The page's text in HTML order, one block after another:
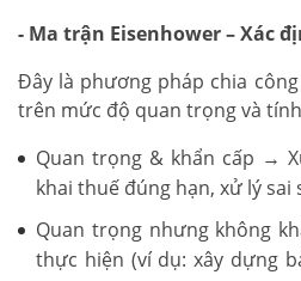
- Ma trận Eisenhower – Xác
Đây là phương pháp chia
trên mức độ quan trọng và
Quan trọng & khẩn cấp →
khai thuế đúng hạn, xử lý sai
Quan trọng nhưng không
thực hiện (ví dụ: xây dựng